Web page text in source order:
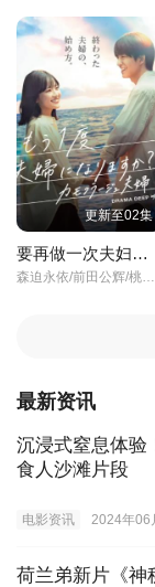
更新至02集
要再做一次夫妇吗？～伪装夫妇～
最新资讯
沉浸式窒息体验
食人沙滩片段
电影资讯 2024年06
荷兰弟新片《神